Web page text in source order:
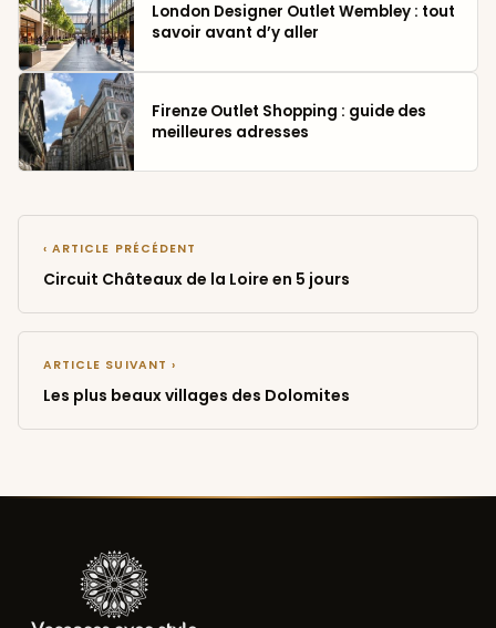
London Designer Outlet Wembley : tout
savoir avant d’y aller
Firenze Outlet Shopping : guide des
meilleures adresses
‹ ARTICLE PRÉCÉDENT
Circuit Châteaux de la Loire en 5 jours
ARTICLE SUIVANT ›
Les plus beaux villages des Dolomites